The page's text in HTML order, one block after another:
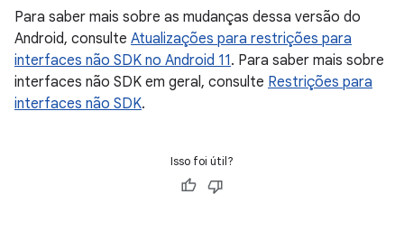
Para saber mais sobre as mudanças dessa versão do
Android, consulte Atualizações para restrições para
interfaces não SDK no Android 11. Para saber mais sobre
interfaces não SDK em geral, consulte Restrições para
interfaces não SDK.
Isso foi útil?